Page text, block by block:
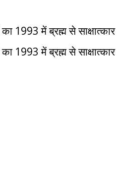
1993 में ब्रह्म से साक्षात्कार
1993 में ब्रह्म से साक्षात्कार